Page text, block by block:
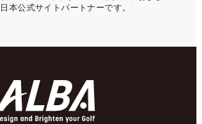
本公式サイトパートナーです。